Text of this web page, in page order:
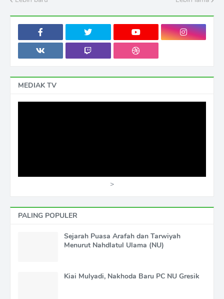
MEDIAK TV
>
PALING POPULER
Sejarah Puasa Arafah dan Tarwiyah
Menurut Nahdlatul Ulama (NU)
Kiai Mulyadi, Nakhoda Baru PC NU Gresik